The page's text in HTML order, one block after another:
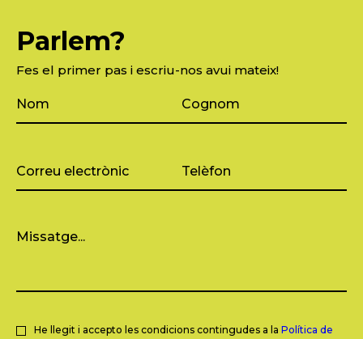
Parlem?
Fes el primer pas i escriu-nos avui mateix!
He llegit i accepto les condicions contingudes a la Política de